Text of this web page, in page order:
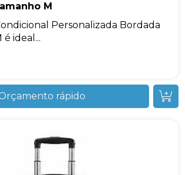
M
Personalizada Bordada
ideal...
rápido